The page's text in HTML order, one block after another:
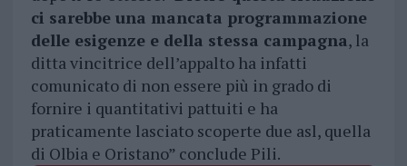
ci sarebbe una mancata programmazione
delle esigenze e della stessa campagna, la
ditta vincitrice dell’appalto ha infatti
comunicato di non essere più in grado di
fornire i quantitativi pattuiti e ha
praticamente lasciato scoperte due asl, quella
di Olbia e Oristano” conclude Pili.